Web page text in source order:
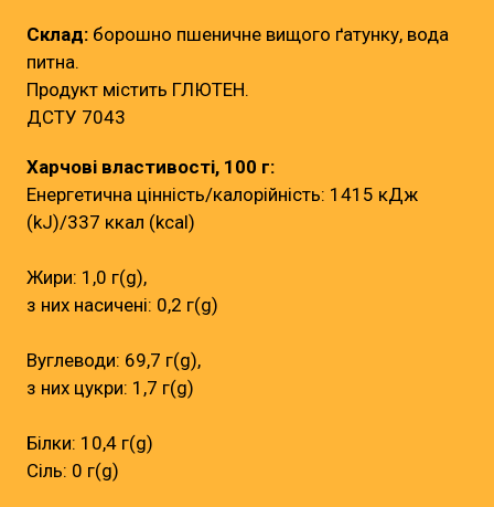
Склад: борошно пшеничне вищого ґатунку, вода
питна.
Продукт містить ГЛЮТЕН.
ДСТУ 7043
Харчові властивості, 100 г:
Енергетична цінність/калорійність: 1415 кДж
(kJ)/337 ккал (kcal)
Жири: 1,0 г(g),
з них насичені: 0,2 г(g)
Вуглеводи: 69,7 г(g),
з них цукри: 1,7 г(g)
Білки: 10,4 г(g)
Сіль: 0 г(g)